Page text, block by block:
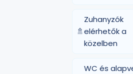
🚿
Zuhanyzók
elérhetők a
közelben
WC és